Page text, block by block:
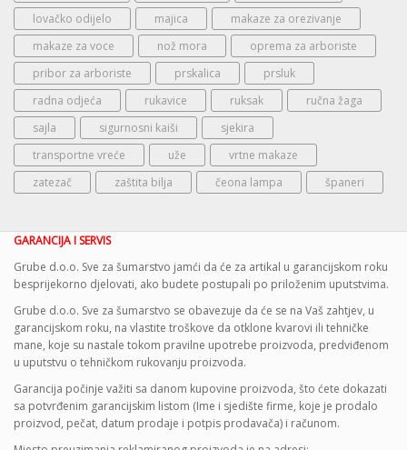
lovačko odijelo
majica
makaze za orezivanje
makaze za voce
nož mora
oprema za arboriste
pribor za arboriste
prskalica
prsluk
radna odjeća
rukavice ruksak
ručna žaga
sajla
sigurnosni kaiši
sjekira
transportne vreće
uže
vrtne makaze
zatezač
zaštita bilja čeona lampa španeri
GARANCIJA I SERVIS
Grube d.o.o. Sve za šumarstvo jamći da će za artikal u garancijskom roku
besprijekorno djelovati, ako budete postupali po priloženim uputstvima.
Grube d.o.o. Sve za šumarstvo se obavezuje da će se na Vaš zahtjev, u
garancijskom roku, na vlastite troškove da otklone kvarovi ili tehničke
mane, koje su nastale tokom pravilne upotrebe proizvoda, predviđenom
u uputstvu o tehničkom rukovanju proizvoda.
Garancija počinje važiti sa danom kupovine proizvoda, što ćete dokazati
sa potvrđenim garancijskim listom (Ime i sjedište firme, koje je prodalo
proizvod, pečat, datum prodaje i potpis prodavača) i računom.